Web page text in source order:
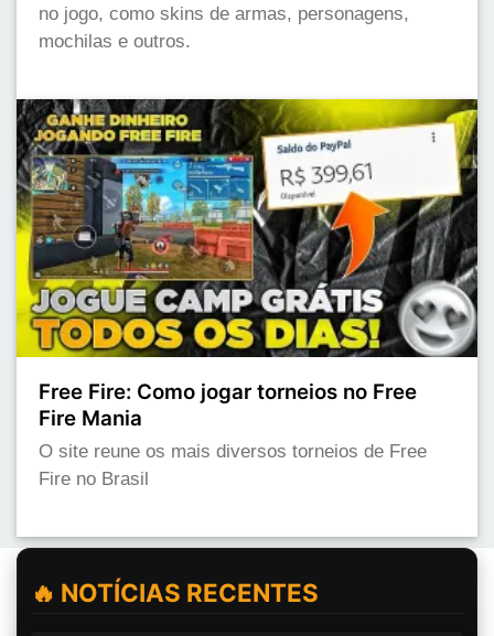
no jogo, como skins de armas, personagens,
mochilas e outros.
Free Fire: Como jogar torneios no Free
Fire Mania
O site reune os mais diversos torneios de Free
Fire no Brasil
🔥 NOTÍCIAS RECENTES